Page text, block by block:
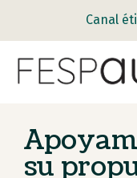
Canal
su